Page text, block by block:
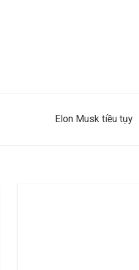
Elon Musk tiều tụy